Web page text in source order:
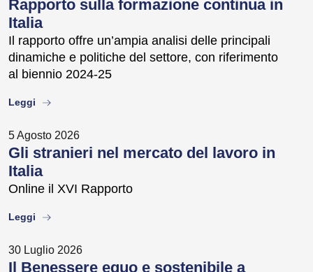
Rapporto sulla formazione continua in
Italia
Il rapporto offre un’ampia analisi delle principali
dinamiche e politiche del settore, con riferimento
al biennio 2024-25
Leggi about
5 Agosto 2026
Gli stranieri nel mercato del lavoro in
Italia
Online il XVI Rapporto
Leggi about
30 Luglio 2026
Il Benessere equo e sostenibile a